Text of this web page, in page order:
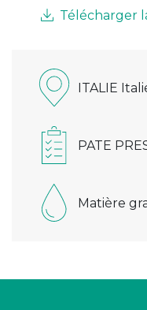
Télécharger
ITALIE
PATE
Matière